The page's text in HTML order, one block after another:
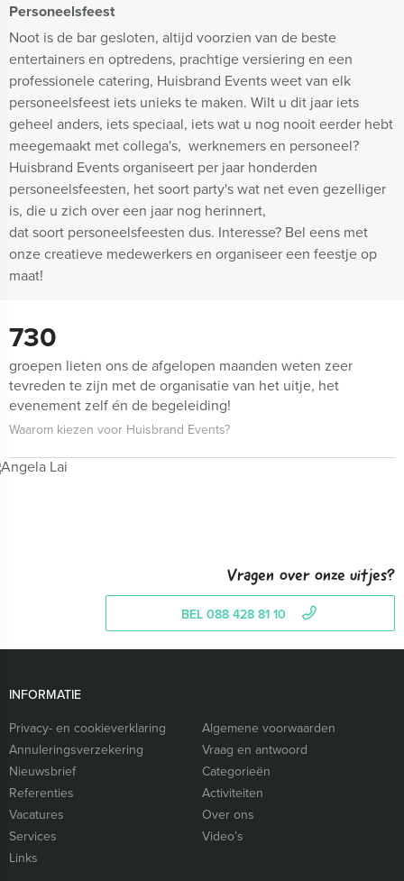
Personeelsfeest
Noot is de bar gesloten, altijd voorzien van de beste
entertainers en optredens, prachtige versiering en een
professionele catering, Huisbrand Events weet van elk
personeelsfeest iets unieks te maken. Wilt u dit jaar iets
geheel anders, iets speciaal, iets wat u nog nooit eerder hebt
meegemaakt met collega's, werknemers en personeel?
Huisbrand Events organiseert per jaar honderden
personeelsfeesten, het soort party's wat net even gezelliger
is, die u zich over een jaar nog herinnert,
dat soort personeelsfeesten dus. Interesse? Bel eens met
onze creatieve medewerkers en organiseer een feestje op
maat!
730
groepen lieten ons de afgelopen maanden weten zeer
tevreden te zijn met de organisatie van het uitje, het
evenement zelf én de begeleiding!
Waarom kiezen voor Huisbrand Events?
Vragen over onze uitjes?
BEL 088 428 81 10
INFORMATIE
Privacy- en cookieverklaring
Algemene voorwaarden
Annuleringsverzekering
Vraag en antwoord
Nieuwsbrief
Categorieën
Referenties
Activiteiten
Vacatures
Over ons
Services
Video’s
Links